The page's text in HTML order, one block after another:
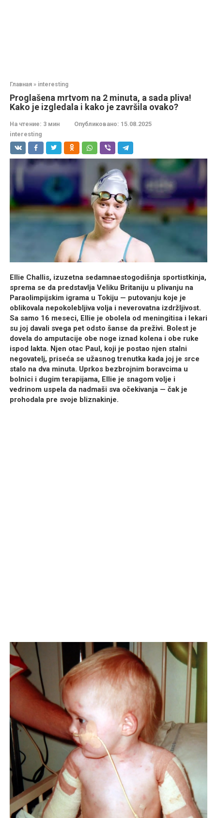
Главная » interesting
Proglašena mrtvom na 2 minuta, a sada pliva!
Kako je izgledala i kako je završila ovako?
На чтение: 3 мин Опубликовано: 15.08.2025
interesting
Ellie Challis, izuzetna sedamnaestogodišnja sportistkinja,
sprema se da predstavlja Veliku Britaniju u plivanju na
Paraolimpijskim igrama u Tokiju — putovanju koje je
oblikovala nepokolebljiva volja i neverovatna izdržljivost.
Sa samo 16 meseci, Ellie je obolela od meningitisa i lekari
su joj davali svega pet odsto šanse da preživi. Bolest je
dovela do amputacije obe noge iznad kolena i obe ruke
ispod lakta. Njen otac Paul, koji je postao njen stalni
negovatelj, priseća se užasnog trenutka kada joj je srce
stalo na dva minuta. Uprkos bezbrojnim boravcima u
bolnici i dugim terapijama, Ellie je snagom volje i
vedrinom uspela da nadmaši sva očekivanja — čak je
prohodala pre svoje bliznakinje.